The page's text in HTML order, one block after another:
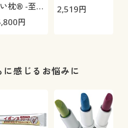
枕® -至
円
2,519円
に感じるお悩みに